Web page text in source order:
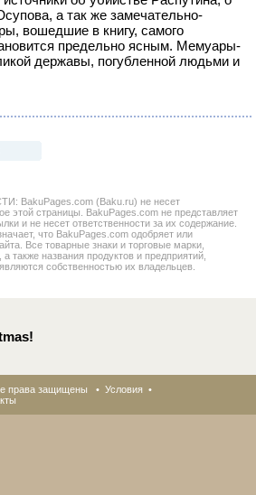
а так же замечательно-
вошедшие в книгу, самого
предельно ясным. Мемуары-
державы, погубленной людьми и
(Baku.ru) не несет
этой страницы. BakuPages.com не представляет
и не несет ответственности за их содержание.
что BakuPages.com одобряет или
Все товарные знаки и торговые марки,
также названия продуктов и предприятий,
собственностью их владельцев.
права защищены • Условия •